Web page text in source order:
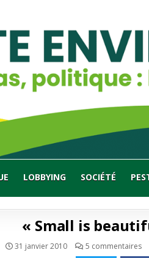
LOBBYING SOCIÉTÉ
« Small is
31 janvier 2010 5 commentaires